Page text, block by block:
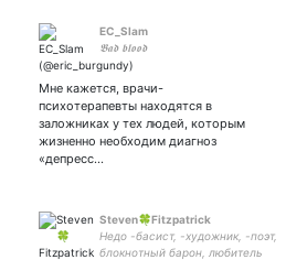
EC_Slam
𝕭𝖆𝖉 𝖇𝖑𝖔𝖔𝖉
Мне кажется, врачи-
психотерапевты находятся в
заложниках у тех людей, которым
жизненно необходим диагноз
«депресс…
Steven🍀Fitzpatrick
Недо -басист, -художник, -поэт,
блокнотный барон, любитель